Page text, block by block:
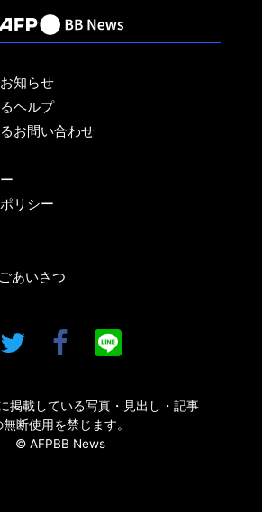
知らせ
ヘルプ
お問い合わせ
リシー
あいさつ
掲載している写真・見出し・記事
無断使用を禁じます。
© AFPBB News